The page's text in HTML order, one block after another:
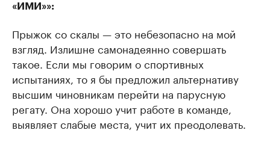
«ИМИ»»:
Прыжок со скалы — это небезопасно на мой
взгляд. Излишне самонадеянно совершать
такое. Если мы говорим о спортивных
испытаниях, то я бы предложил альтернативу
высшим чиновникам перейти на парусную
регату. Она хорошо учит работе в команде,
выявляет слабые места, учит их преодолевать.